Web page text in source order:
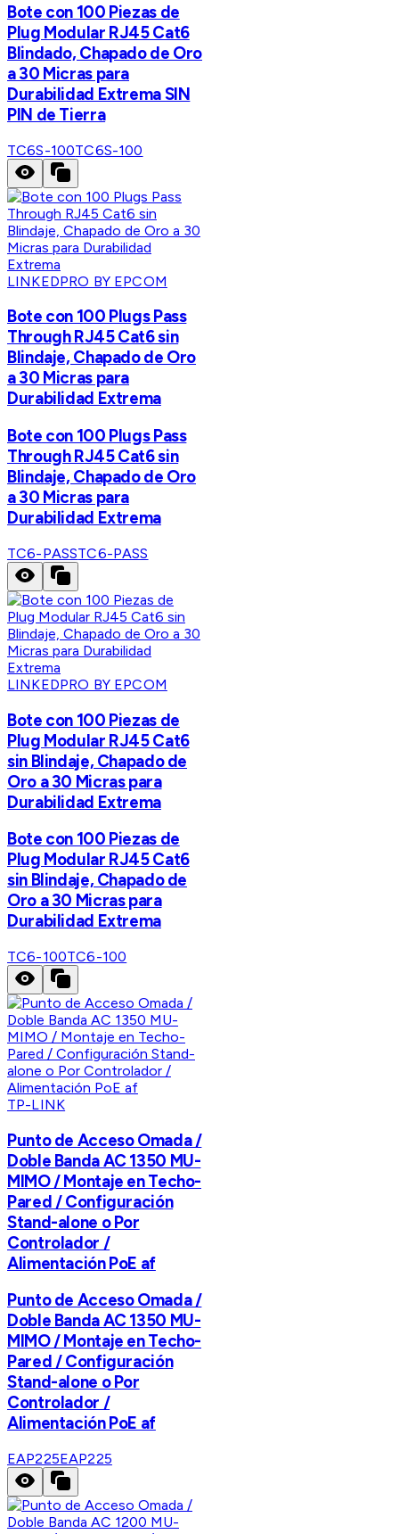
Bote con 100 Piezas de
Plug Modular RJ45 Cat6
Blindado, Chapado de Oro
a 30 Micras para
Durabilidad Extrema SIN
PIN de Tierra
TC6S-100TC6S-100
LINKEDPRO BY EPCOM
Bote con 100 Plugs Pass
Through RJ45 Cat6 sin
Blindaje, Chapado de Oro
a 30 Micras para
Durabilidad Extrema
Bote con 100 Plugs Pass
Through RJ45 Cat6 sin
Blindaje, Chapado de Oro
a 30 Micras para
Durabilidad Extrema
TC6-PASSTC6-PASS
LINKEDPRO BY EPCOM
Bote con 100 Piezas de
Plug Modular RJ45 Cat6
sin Blindaje, Chapado de
Oro a 30 Micras para
Durabilidad Extrema
Bote con 100 Piezas de
Plug Modular RJ45 Cat6
sin Blindaje, Chapado de
Oro a 30 Micras para
Durabilidad Extrema
TC6-100TC6-100
TP-LINK
Punto de Acceso Omada /
Doble Banda AC 1350 MU-
MIMO / Montaje en Techo-
Pared / Configuración
Stand-alone o Por
Controlador /
Alimentación PoE af
Punto de Acceso Omada /
Doble Banda AC 1350 MU-
MIMO / Montaje en Techo-
Pared / Configuración
Stand-alone o Por
Controlador /
Alimentación PoE af
EAP225EAP225